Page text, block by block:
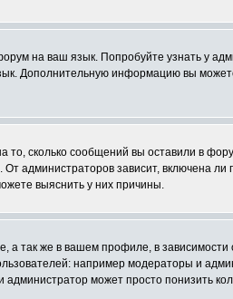
на ваш язык. Попробуйте узнать у
Дополнительную информацию вы
то, сколько сообщений вы оставили в
администраторов зависит, включена ли
выяснить у них причины.
так же в вашем профиле, в зависимости
например модераторы и
может просто понизить